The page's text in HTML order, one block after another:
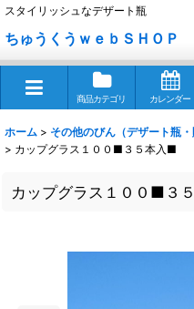
スタイリッシュなデザート瓶
ちゅうくうｗｅｂＳＨＯＰ
商品カテゴリ カレンダー
ホーム > その他のびん（デザート瓶・
> カップグラス１００■３５本入■
カップグラス１００■３